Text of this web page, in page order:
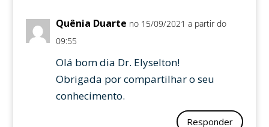
Quênia Duarte no 15/09/2021 a partir do
09:55
Olá bom dia Dr. Elyselton!
Obrigada por compartilhar o seu
conhecimento.
Responder